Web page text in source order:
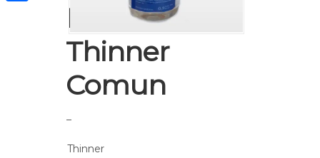
Diluyente
Thinner
Comun
–
Thinner